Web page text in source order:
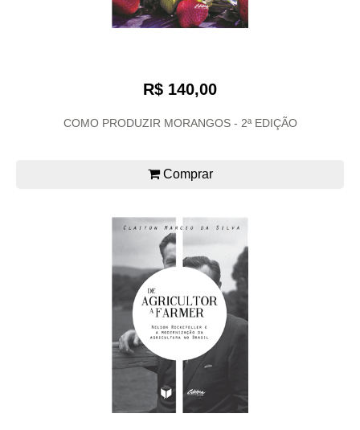
R$ 140,00
COMO PRODUZIR MORANGOS - 2ª EDIÇÃO
Comprar